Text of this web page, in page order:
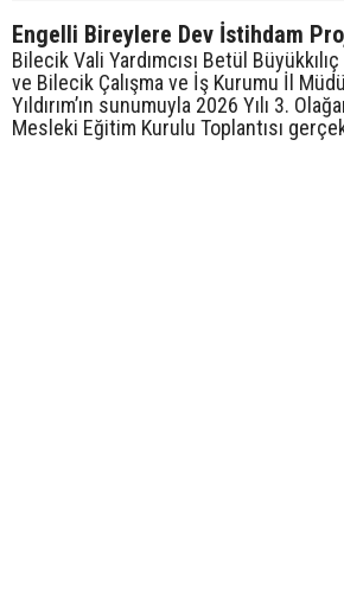
Engelli Bireylere Dev İstihdam
Bilecik Vali Yardımcısı Betül Büyükkılıç
ve Bilecik Çalışma ve İş Kurumu İl
Yıldırım’ın sunumuyla 2026 Yılı 3.
Mesleki Eğitim Kurulu Toplantısı